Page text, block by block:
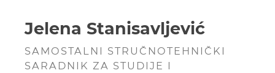
Jelena Stanisavljević
SAMOSTALNI STRUČNOTEHNIČKI
SARADNIK ZA STUDIJE I